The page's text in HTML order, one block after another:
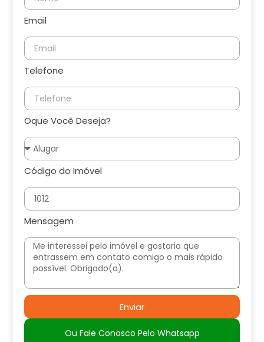
Email
Telefone
Oque Você Deseja?
Código do Imóvel
Mensagem
Enviar
Ou Fale Conosco Pelo Whatsapp